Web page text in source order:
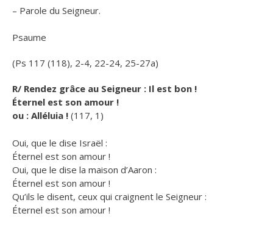
– Parole du Seigneur.
Psaume
(Ps 117 (118), 2-4, 22-24, 25-27a)
R/ Rendez grâce au Seigneur : Il est bon !
Éternel est son amour !
ou : Alléluia ! (117, 1)
Oui, que le dise Israël :
Éternel est son amour !
Oui, que le dise la maison d’Aaron :
Éternel est son amour !
Qu’ils le disent, ceux qui craignent le Seigneur :
Éternel est son amour !